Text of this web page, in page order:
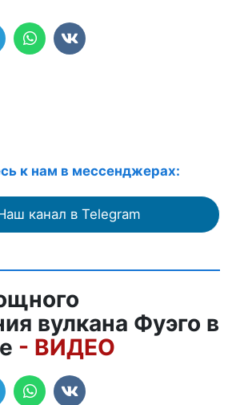
к нам в мессенджерах:
канал в Telegram
вулкана Фуэго в
- ВИДЕО